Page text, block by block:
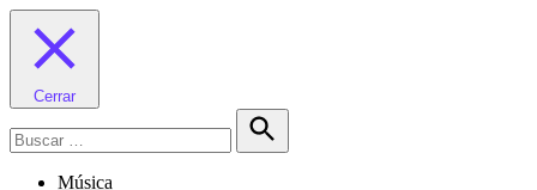
Cerrar
Buscar
Música